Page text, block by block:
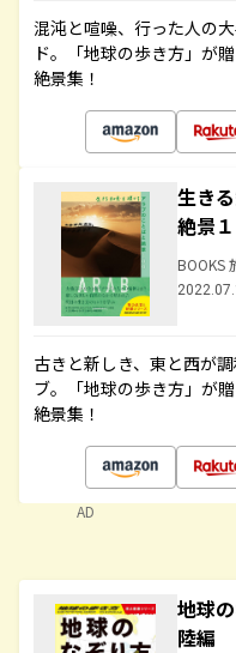
混沌と喧噪、行った人の
ド。「地球の歩き方」が
絶景集！
生き
絶景
BOOKS
古きと新しき、東と西が
ブ。「地球の歩き方」が
絶景集！
AD
地球
陸編